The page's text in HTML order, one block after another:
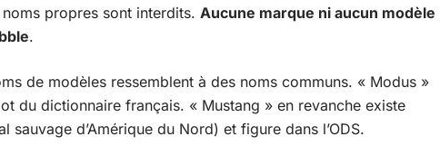
propres sont interdits. Aucune marque ni aucun modèle
.
de modèles ressemblent à des noms communs. « Modus »
du dictionnaire français. « Mustang » en revanche existe
d’Amérique du Nord) et figure dans l’ODS.